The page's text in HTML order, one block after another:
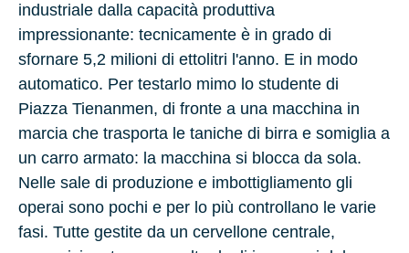
industriale dalla capacità produttiva
impressionante: tecnicamente è in grado di
sfornare 5,2 milioni di ettolitri l'anno. E in modo
automatico. Per testarlo mimo lo studente di
Piazza Tienanmen, di fronte a una macchina in
marcia che trasporta le taniche di birra e somiglia a
un carro armato: la macchina si blocca da sola.
Nelle sale di produzione e imbottigliamento gli
operai sono pochi e per lo più controllano le varie
fasi. Tutte gestite da un cervellone centrale,